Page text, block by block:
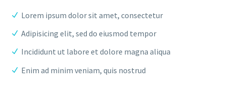
Lorem ipsum dolor sit amet, consectetur
Adipisicing elit, sed do eiusmod tempor
Incididunt ut labore et dolore magna aliqua
Enim ad minim veniam, quis nostrud